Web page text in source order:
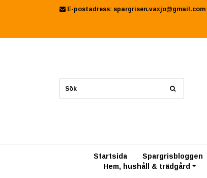
E-postadress: spargrisen.vaxjo@gmail.com
Startsida Spargrisbloggen
Hem, hushåll & trädgård